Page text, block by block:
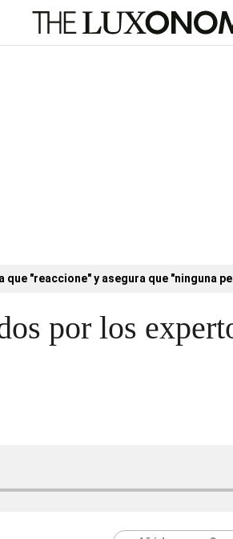
que "reaccione" y asegura que "ninguna
por los